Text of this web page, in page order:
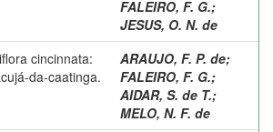
FALEIRO, F. G.;
JESUS, O. N. de
cincinnata:
da-caatinga.
ARAUJO, F. P. de;
FALEIRO, F. G.;
AIDAR, S. de T.;
MELO, N. F. de